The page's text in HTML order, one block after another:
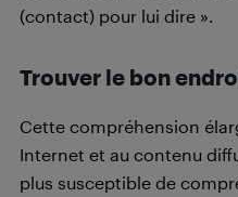
(contact) pour lui dire ».
Trouver le bon
Cette compréhension
Internet et au contenu
plus susceptible de